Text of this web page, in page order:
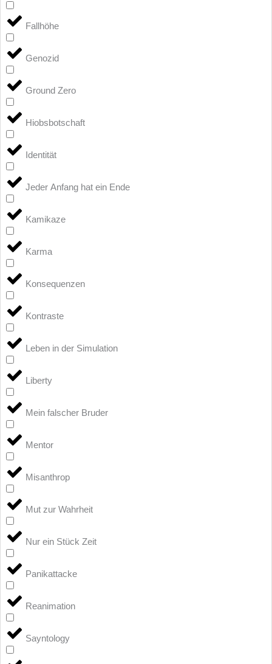
Fallhöhe
Genozid
Ground Zero
Hiobsbotschaft
Identität
Jeder Anfang hat ein Ende
Kamikaze
Karma
Konsequenzen
Kontraste
Leben in der Simulation
Liberty
Mein falscher Bruder
Mentor
Misanthrop
Mut zur Wahrheit
Nur ein Stück Zeit
Panikattacke
Reanimation
Sayntology